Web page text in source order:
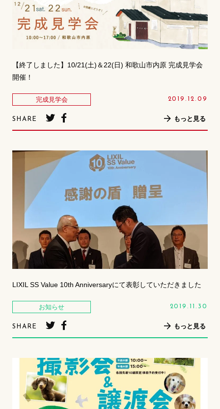
【終了しました】10/21(土)＆22(日) 和歌山市内原 完成見学会
開催！
完成見学会 2019.12.09
SHARE もっと見る
LIXIL SS Value 10th Anniversaryにて表彰していただきました
お知らせ 2019.11.30
SHARE もっと見る